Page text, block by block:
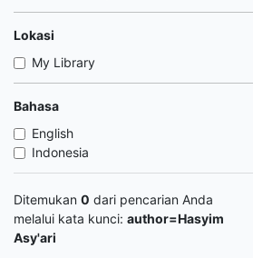
Lokasi
My Library
Bahasa
English
Indonesia
Ditemukan 0 dari pencarian Anda
melalui kata kunci: author=Hasyim
Asy'ari